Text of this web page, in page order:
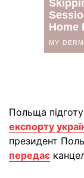
Польща
експорту
президент
передає